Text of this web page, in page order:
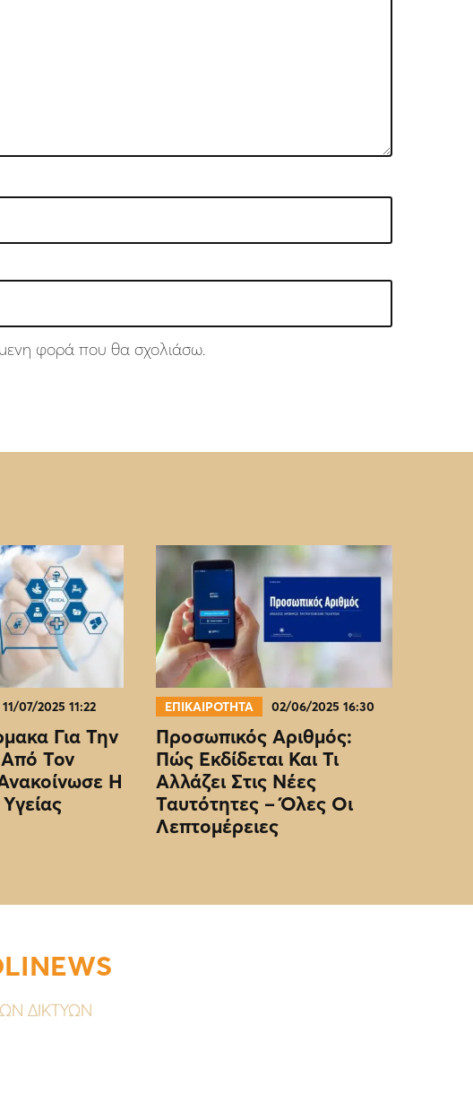
φορά που θα σχολιάσω.
11/07/2025 11:22
Για Την
Τον
Η
ΕΠΙΚΑΙΡΟΤΗΤΑ 02/06/2025 16:30
Προσωπικός Αριθμός:
Πώς Εκδίδεται Και Τι
Αλλάζει Στις Νέες
Ταυτότητες – Όλες Οι
Λεπτομέρειες
ΔΙΚΤΥΩΝ